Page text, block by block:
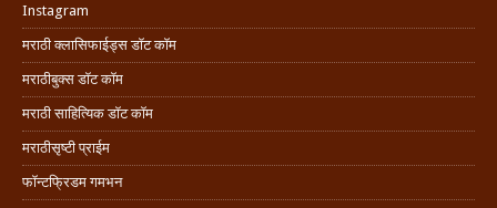
Instagram
मराठी क्लासिफाईड्स डॉट कॉम
मराठीबुक्स डॉट कॉम
मराठी साहित्यिक डॉट कॉम
मराठीसृष्टी प्राईम
फॉन्टफ्रिडम गमभन